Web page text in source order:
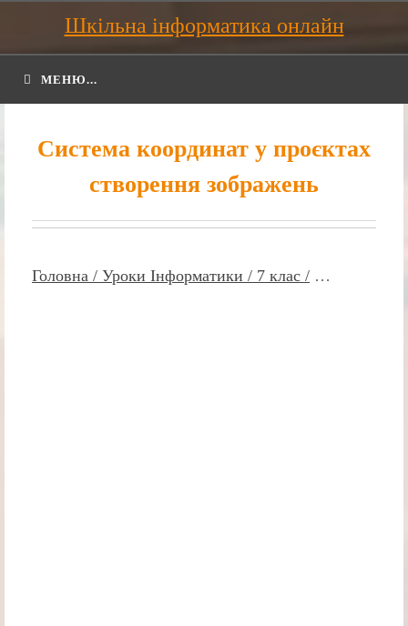
Шкільна інформатика онлайн
МЕНЮ...
Система координат у проєктах
створення зображень
Головна / Уроки Інформатики / 7 клас / …